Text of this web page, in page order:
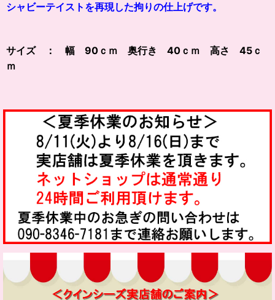
シャビーテイストを再現した拘りの仕上げです。
サイズ ： 幅 90ｃｍ 奥行き 40ｃｍ 高さ 45ｃ
ｍ